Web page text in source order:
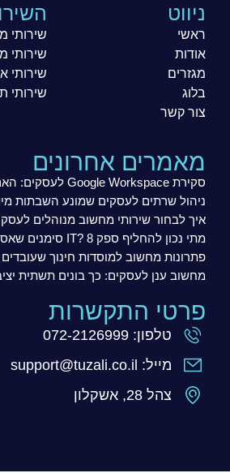
ניווט
ראשי
אודות
מגזרים
בלוג
צור קשר
שירותי
שירותי
שירותי
שירותי
מאמרים אחרונים
סקירת Google Workspace לעסקים: האם זה מתאים לכם?
ניהול שרתים לעסקים שמונע השבתות
איך לבחור שירותי מחשוב מנוהלים
מתי נכון להחליף ספק IT? 8 סימנים שאסור להתעלם מהם
פתרונות מחשוב למוסדות חינוך שעובדים
מחשוב ענן לעסקים: כך בונים תשתית
פרטי התקשרות
טלפון: 072-2126999
מייל: support@tuzali.co.il
צהל 28, אשקלון